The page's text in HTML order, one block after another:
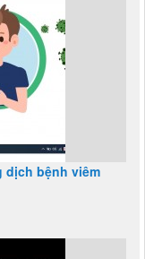
dịch bệnh viêm